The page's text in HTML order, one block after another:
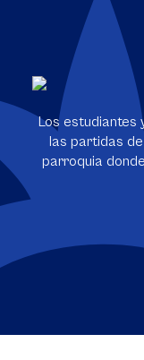
Los estudiantes
las partidas
parroquia